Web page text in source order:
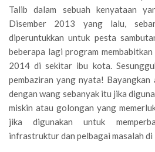
Talib dalam sebuah kenyataan
Disember 2013 yang lalu,
diperuntukkan untuk pesta
beberapa lagi program
2014 di sekitar ibu kota.
pembaziran yang nyata! Bayangkan
dengan wang sebanyak itu jika
miskin atau golongan yang
jika digunakan untuk
infrastruktur dan pelbagai masalah di